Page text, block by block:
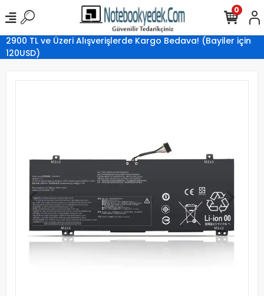
2900 TL ve Üzeri Alışverişlerde Kargo Bedava! (Bayiler için
120USD)
0